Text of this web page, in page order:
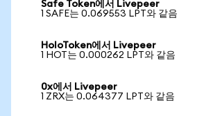
Safe Token에서 Livepeer
1 SAFE는 0.069553 LPT와 같음
HoloToken에서 Livepeer
1 HOT는 0.000262 LPT와 같음
0x에서 Livepeer
1 ZRX는 0.064377 LPT와 같음